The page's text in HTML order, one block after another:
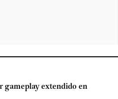
gameplay extendido en